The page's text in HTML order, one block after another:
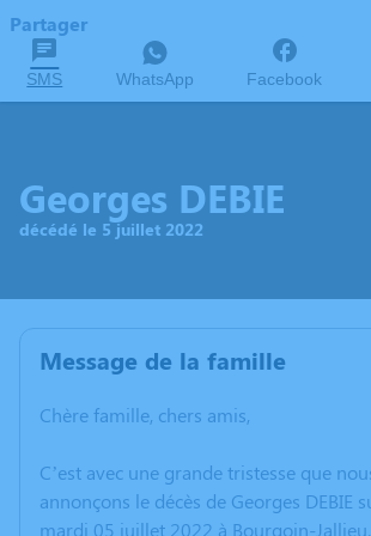
Partager
SMS WhatsApp Facebook
Georges DEBIE
décédé le 5 juillet 2022
Message de la famille
Chère famille, chers amis,
C’est avec une grande tristesse que
annonçons le décès de Georges DEBIE
mardi 05 juillet 2022 à Bourgoin-Jallieu.